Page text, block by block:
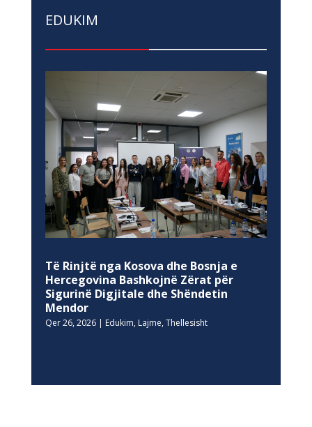
EDUKIM
Të Rinjtë nga Kosova dhe Bosnja e
Hercegovina Bashkojnë Zërat për
Sigurinë Digjitale dhe Shëndetin
Mendor
Qer 26, 2026| Edukim, Lajme, Thellesisht